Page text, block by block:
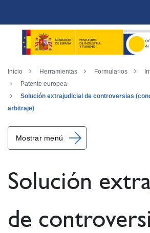
Inicio Herramientas Formularios
Patente europea
Solución extrajudicial de controversias
arbitraje)
Mostrar menú
Solución
de